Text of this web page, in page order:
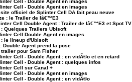
Cell - Double Agent en images
Cell - Double Agent en images
officiel de Splinter Cell DA fait peau neuve
: le Trailer de lâ€™E3
Cell Double Agent : Trailer de lâ€™E3 et Spot TV
: Quelques Trailers Ubisoft
Cell Double Agent en images
: le lineup d'Ubisoft
Double Agent prend la pose
trailer pour Sam Fisher
Cell - Double Agent : en vidÃ©o et en retard
Cell - Double Agent : quelques infos
Cell sur Canal +
Cell - Double Agent en images
Cell - Double Agent : en vidÃ©o